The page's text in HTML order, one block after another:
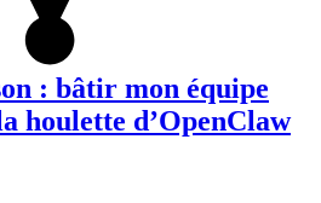
: bâtir mon équipe
houlette d’OpenClaw